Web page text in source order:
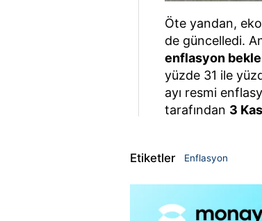
Öte yandan,
de güncelledi.
enflasyon
yüzde 31 ile
ayı resmi
tarafından 3
Etiketler Enflasyon